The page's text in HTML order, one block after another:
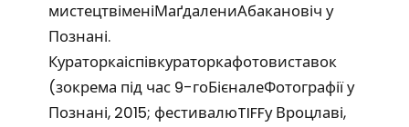
мистецтвіменіМаґдалениАбакановіч у
Познані.
Кураторкаіспівкураторкафотовиставок
(зокрема під час 9-гоБієналеФотографії у
Познані, 2015; фестивалюTIFFу Вроцлаві,